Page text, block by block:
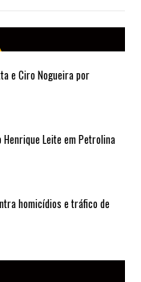
e Ciro Nogueira por
Leite em Petrolina
homicídios e tráfico de